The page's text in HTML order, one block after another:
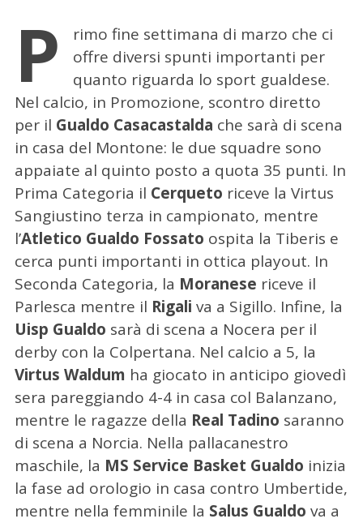
P
rimo fine settimana di marzo che ci
offre diversi spunti importanti per
quanto riguarda lo sport gualdese.
Nel calcio, in Promozione, scontro diretto
per il Gualdo Casacastalda che sarà di scena
in casa del Montone: le due squadre sono
appaiate al quinto posto a quota 35 punti. In
Prima Categoria il Cerqueto riceve la Virtus
Sangiustino terza in campionato, mentre
l’Atletico Gualdo Fossato ospita la Tiberis e
cerca punti importanti in ottica playout. In
Seconda Categoria, la Moranese riceve il
Parlesca mentre il Rigali va a Sigillo. Infine, la
Uisp Gualdo sarà di scena a Nocera per il
derby con la Colpertana. Nel calcio a 5, la
Virtus Waldum ha giocato in anticipo giovedì
sera pareggiando 4-4 in casa col Balanzano,
mentre le ragazze della Real Tadino saranno
di scena a Norcia. Nella pallacanestro
maschile, la MS Service Basket Gualdo inizia
la fase ad orologio in casa contro Umbertide,
mentre nella femminile la Salus Gualdo va a